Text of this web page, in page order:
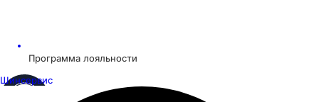
Программа лояльности
Шинсервис